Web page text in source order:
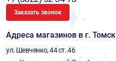
Заказать звонок
Адреса магазинов в г. Томск
ул. Шевченко, 44 ст. 46